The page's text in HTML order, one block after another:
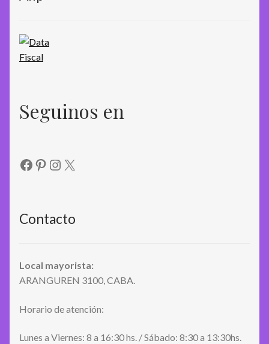
Seguinos en
Facebook
Pinterest
Instagram
X
Contacto
Local mayorista:
ARANGUREN 3100, CABA.
Horario de atención:
Lunes a Viernes: 8 a 16:30 hs. / Sábado: 8:30 a 13:30hs.